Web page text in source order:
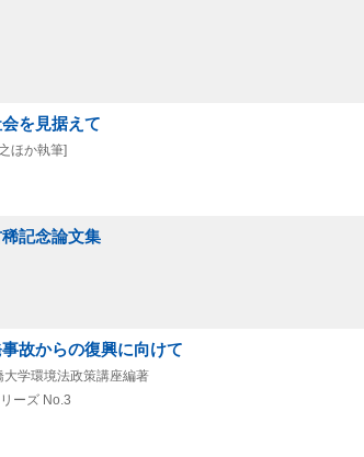
を見据えて
ほか執筆]
記念論文集
故からの復興に向けて
学環境法政策講座編著
ーズ No.3